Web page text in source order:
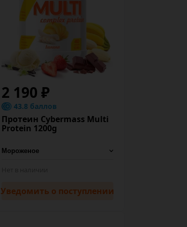
2 190 ₽
43.8 баллов
Протеин Cybermass Multi
Protein 1200g
Уведомить о поступлении